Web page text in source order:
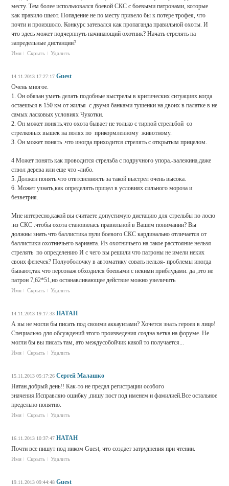
месту. Тем более использовался боевой СКС с боевыми патронами, которые
как правило шьют. Попадение не по месту привело бы к потере трофея, что
почти и произшоло. Конкурс затевался как пропаганда правильной охоты. И
что здесь может подчерпнуть начинающий охотник? Начать стрелять на
запредельные дистанции?
Имя Скрыть Удалить
14.11.2013 17:27:17 Guest
Очень многое.
1. Он обязан уметь делать подобные выстрелы в критических ситуациях.когда
остаешься в 150 км от жилья с двумя банками тушенки на двоих в палатке в не
самых ласковых условиях Чукотки.
2. Он может понять.что охота бывает не только с тирной стрельбой со
стрелковых вышек на полях по прикормленному животному.
3. Он может понять .что иногда приходится стрелять с открытым прицелом.
4 Может понять как проводится стрельба с подручного упора.-валежина,даже
ствол дерева или еще что -либо.
5. Должен понять.что отвтсвенность за такой выстрел очень высока.
6. Может узнать,как определять прицел в условиях сильного мороза и
безветрия.
Мне интересно,какой вы считаете допустимую дистацию для стрельбы по лосю
.из СКС .чтобы охота становилась правильной в Вашем понимании? Вы
должны знать что баллистика пули боевого СКС кардинально отличается от
баллистики охотничьего варианта. Из охотничьего на такое расстояние нельзя
стрелять по определению И с чего вы решили что патроны не имели неких
своих фенечек? Полуоболочку в автоматику совать нельзя- проблемы иногда
бывают,так что персонаж обходился боевыми с некими приблудами. да ,это не
патрон 7,62*51,но останавливающее действие можно увеличить
Имя Скрыть Удалить
14.11.2013 19:17:33 HATAH
А вы не могли бы писать под своими аккаунтами? Хочется знать героев в лицо!
Специально для обсуждений этого произведения создна ветка на форуме. Не
могли бы вы писать там, ато междусобойчик какой то получается...
Имя Скрыть Удалить
15.11.2013 05:17:26 Сергей Малашко
Натан.добрый день!! Как-то не предал регистрации особого
значения.Исправляю ошибку ,пишу пост под именем и фамилией.Все остальное
предельно понятно.
Имя Скрыть Удалить
16.11.2013 10:37:47 HATAH
Почти все пишут под ником Guest, что создает затруднения при чтении.
Имя Скрыть Удалить
19.11.2013 09:44:48 Guest